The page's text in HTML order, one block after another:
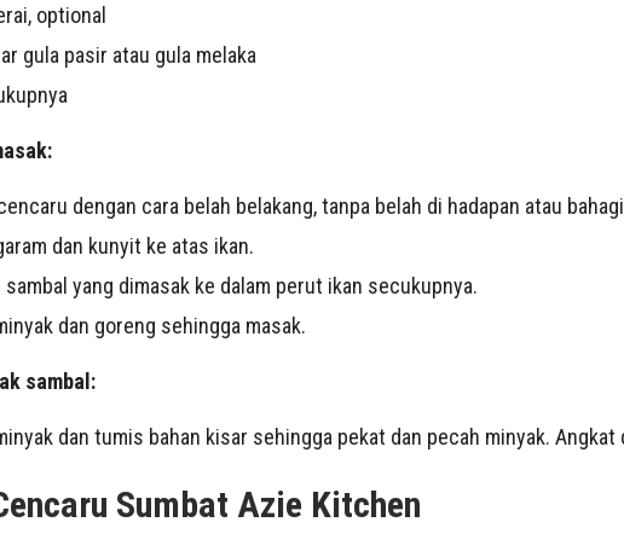
optional
gula pasir atau gula melaka
dengan cara belah belakang, tanpa belah di hadapan atau
dan kunyit ke atas ikan.
sambal yang dimasak ke dalam perut ikan secukupnya.
dan goreng sehingga masak.
sambal:
dan tumis bahan kisar sehingga pekat dan pecah minyak. Angkat
Sumbat Azie Kitchen